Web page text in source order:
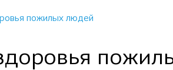
пожилых людей